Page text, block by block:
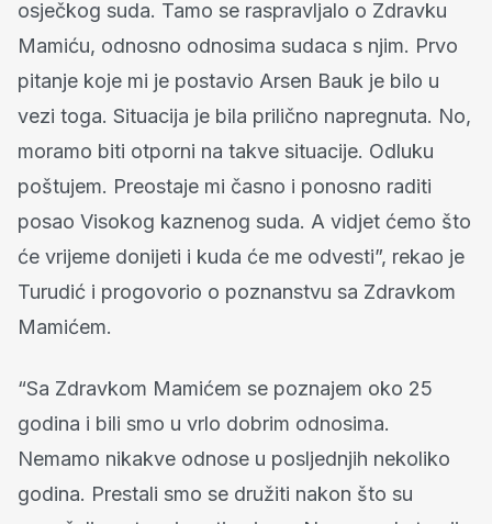
osječkog suda. Tamo se raspravljalo o Zdravku
Mamiću, odnosno odnosima sudaca s njim. Prvo
pitanje koje mi je postavio Arsen Bauk je bilo u
vezi toga. Situacija je bila prilično napregnuta. No,
moramo biti otporni na takve situacije. Odluku
poštujem. Preostaje mi časno i ponosno raditi
posao Visokog kaznenog suda. A vidjet ćemo što
će vrijeme donijeti i kuda će me odvesti”, rekao je
Turudić i progovorio o poznanstvu sa Zdravkom
Mamićem.
“Sa Zdravkom Mamićem se poznajem oko 25
godina i bili smo u vrlo dobrim odnosima.
Nemamo nikakve odnose u posljednjih nekoliko
godina. Prestali smo se družiti nakon što su